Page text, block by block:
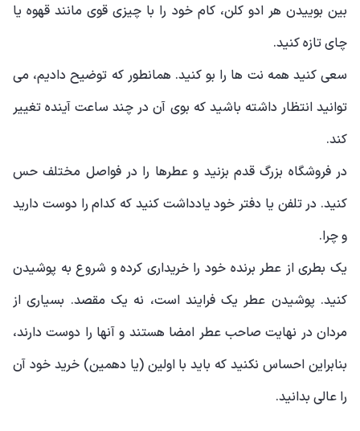
بین بوییدن هر ادو کلن، کام خود را با چیزی قوی مانند قهوه یا
چای تازه کنید.
سعی کنید همه نت ها را بو کنید. همانطور که توضیح دادیم، می
توانید انتظار داشته باشید که بوی آن در چند ساعت آینده تغییر
کند.
در فروشگاه بزرگ قدم بزنید و عطرها را در فواصل مختلف حس
کنید. در تلفن یا دفتر خود یادداشت کنید که کدام را دوست دارید
و چرا.
یک بطری از عطر برنده خود را خریداری کرده و شروع به پوشیدن
کنید. پوشیدن عطر یک فرایند است، نه یک مقصد. بسیاری از
مردان در نهایت صاحب عطر امضا هستند و آنها را دوست دارند،
بنابراین احساس نکنید که باید با اولین (یا دهمین) خرید خود آن
را عالی بدانید.